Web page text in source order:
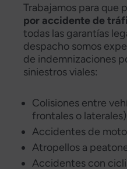
Trabajamos para que
por accidente de
todas las garantías
despacho somos
de indemnizaciones
siniestros viales:
Colisiones entre
frontales o laterales)
Accidentes de
Atropellos a
Accidentes con